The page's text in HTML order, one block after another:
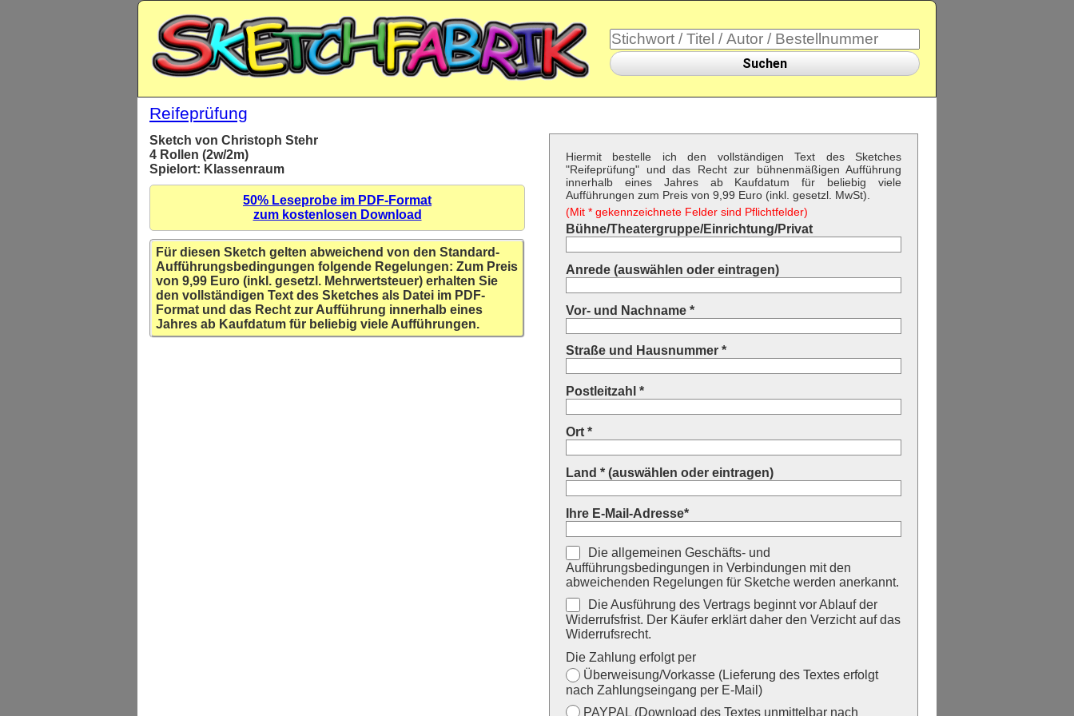
Suchen
Reifeprüfung
Sketch von Christoph Stehr
4 Rollen (2w/2m)
Spielort: Klassenraum
50% Leseprobe im PDF-Format
zum kostenlosen Download
Für diesen Sketch gelten abweichend von den Standard-
Aufführungsbedingungen folgende Regelungen: Zum Preis
von 9,99 Euro (inkl. gesetzl. Mehrwertsteuer) erhalten Sie
den vollständigen Text des Sketches als Datei im PDF-
Format und das Recht zur Aufführung innerhalb eines
Jahres ab Kaufdatum für beliebig viele Aufführungen.
Hiermit bestelle ich den vollständigen Text des Sketches
"Reifeprüfung" und das Recht zur bühnenmäßigen Aufführung
innerhalb eines Jahres ab Kaufdatum für beliebig viele
Aufführungen zum Preis von 9,99 Euro (inkl. gesetzl. MwSt).
(Mit * gekennzeichnete Felder sind Pflichtfelder)
Bühne/Theatergruppe/Einrichtung/Privat
Anrede (auswählen oder eintragen)
Vor- und Nachname *
Straße und Hausnummer *
Postleitzahl *
Ort *
Land * (auswählen oder eintragen)
Ihre E-Mail-Adresse*
Die allgemeinen Geschäfts- und
Aufführungsbedingungen in Verbindungen mit den
abweichenden Regelungen für Sketche werden anerkannt.
Die Ausführung des Vertrags beginnt vor Ablauf der
Widerrufsfrist. Der Käufer erklärt daher den Verzicht auf das
Widerrufsrecht.
Die Zahlung erfolgt per
Überweisung/Vorkasse (Lieferung des Textes erfolgt
nach Zahlungseingang per E-Mail)
PAYPAL (Download des Textes unmittelbar nach